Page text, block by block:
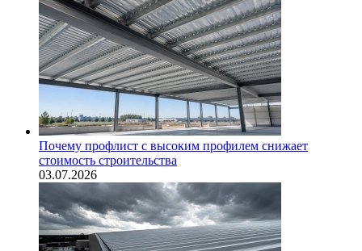
Почему профлист с высоким профилем снижает
стоимость строительства
03.07.2026